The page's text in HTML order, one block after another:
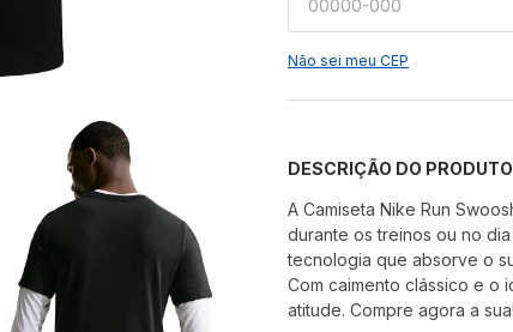
Não sei meu CEP
DESCRIÇÃO DO PRODUTO
A Camiseta Nike Run
durante os treinos ou no
tecnologia que absorve o
Com caimento clássico e o
atitude. Compre agora a sua!